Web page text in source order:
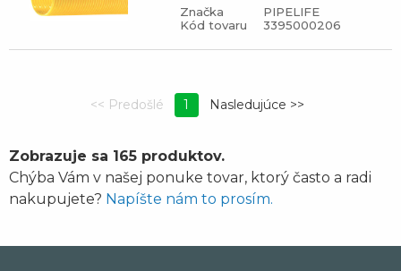
Značka
PIPELIFE
Kód tovaru
3395000206
1
Zobrazuje sa 165 produktov.
Chýba Vám v našej ponuke tovar, ktorý často a radi
nakupujete? Napíšte nám to prosím.